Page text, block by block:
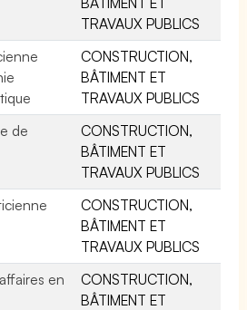
TRAVAUX PUBLICS
CONSTRUCTION,
BÂTIMENT ET
TRAVAUX PUBLICS
de
CONSTRUCTION,
BÂTIMENT ET
TRAVAUX PUBLICS
CONSTRUCTION,
BÂTIMENT ET
TRAVAUX PUBLICS
en
CONSTRUCTION,
BÂTIMENT ET